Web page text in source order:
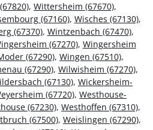
, Wittersheim (67670),
(67160), Wisches (67130),
(67370), Wintzenbach (67470),
(67270), Wingersheim
(67290), Wingen (67510),
(67290), Wilwisheim (67270),
(67130), Wickersheim-
(67720), Westhouse-
(67230), Westhoffen (67310),
(67500), Weislingen (67290),